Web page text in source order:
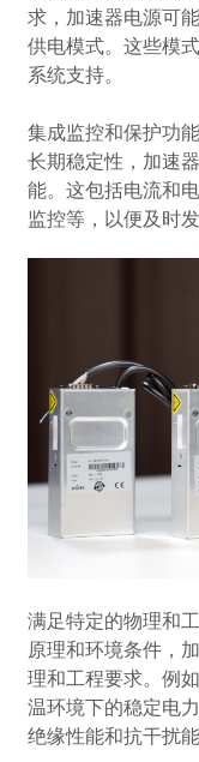
求，加速器电源可
供电模式。这些模
系统支持。
集成监控和保护功
长期稳定性， 加速
能。这包括电流和
监控等，以便及时
满足特定的物理和
原理和环境条件，
理和工程要求。例
温环境下的稳定电
绝缘性能和抗干扰能